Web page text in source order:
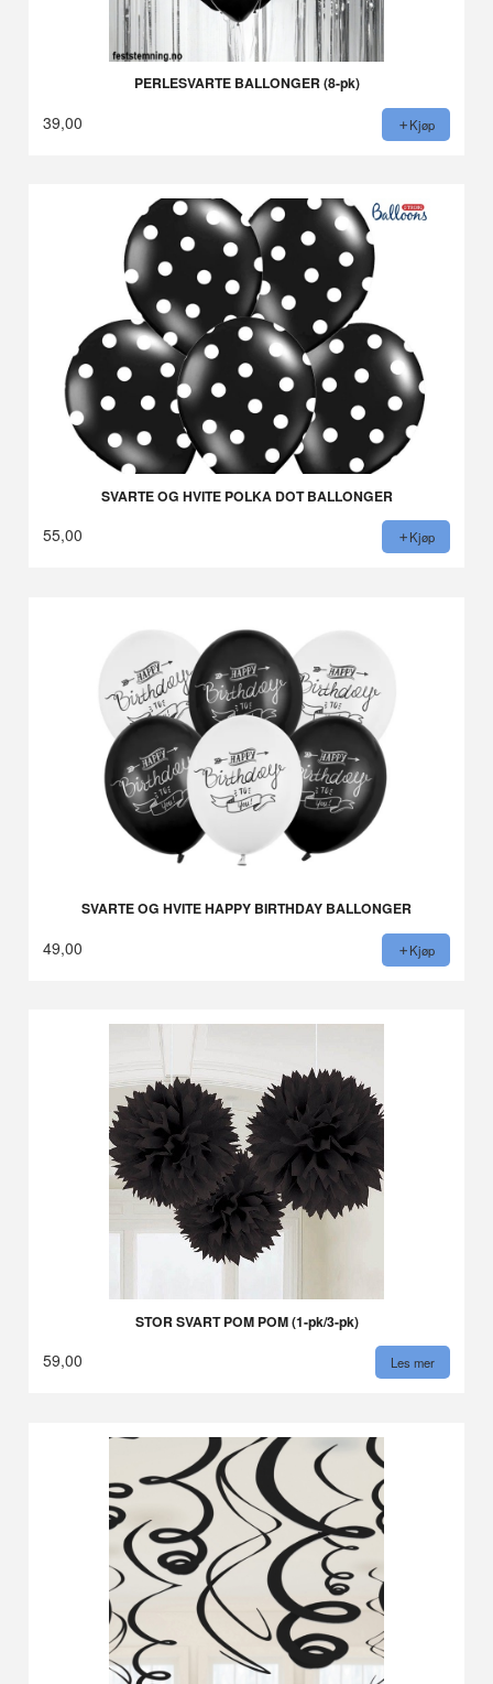
PERLESVARTE BALLONGER (8-pk)
39,00 Kjøp
SVARTE OG HVITE POLKA DOT BALLONGER
55,00 Kjøp
SVARTE OG HVITE HAPPY BIRTHDAY BALLONGER
49,00 Kjøp
STOR SVART POM POM (1-pk/3-pk)
59,00 Les mer